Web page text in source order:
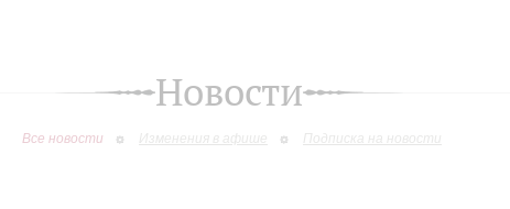
Новости
Все новости Изменения в афише Подписка на новости